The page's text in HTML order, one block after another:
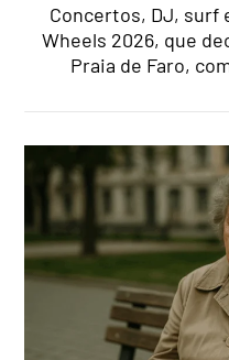
Concertos, DJ, surf
Wheels 2026, que
Praia de Faro,